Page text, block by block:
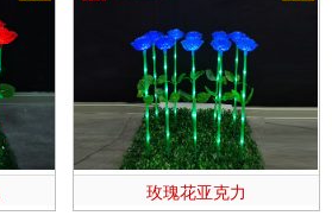
玫瑰花亚克力